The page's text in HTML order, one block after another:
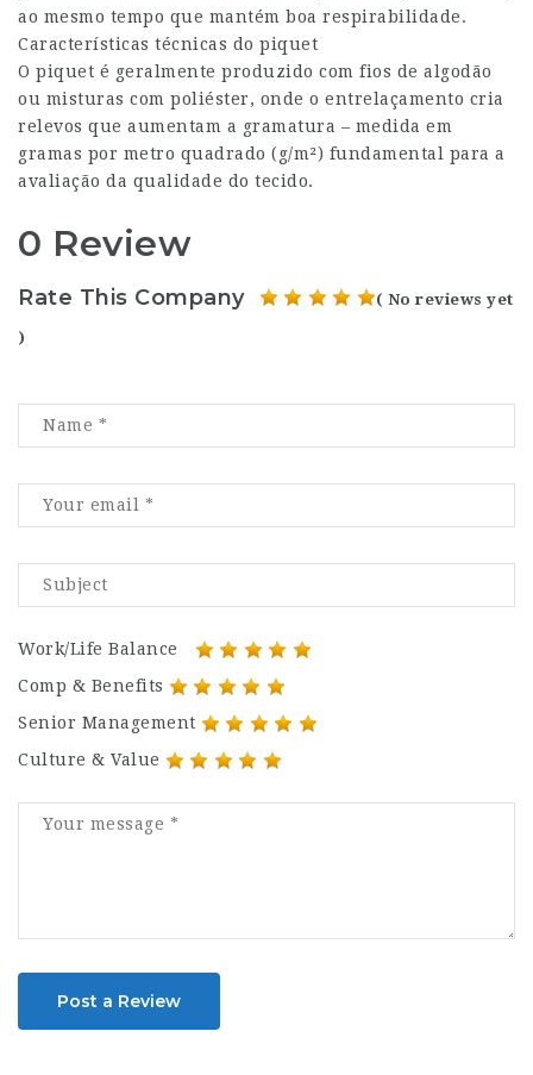
ao mesmo tempo que mantém boa respirabilidade.
Características técnicas do piquet
O piquet é geralmente produzido com fios de algodão
ou misturas com poliéster, onde o entrelaçamento cria
relevos que aumentam a gramatura – medida em
gramas por metro quadrado (g/m²) fundamental para a
avaliação da qualidade do tecido.
0 Review
Rate This Company ( No reviews yet
)
Work/Life Balance
Comp & Benefits
Senior Management
Culture & Value
Post a Review